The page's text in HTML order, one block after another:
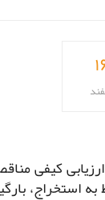
کیفی
به استخراج،